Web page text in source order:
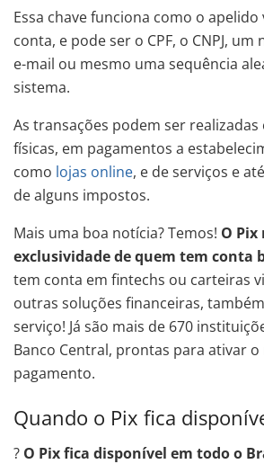
Essa chave funciona como o
conta, e pode ser o CPF, o CNPJ,
e-mail ou mesmo uma sequência
sistema.
As transações podem ser realizadas
físicas, em pagamentos a
como lojas online, e de serviços e
de alguns impostos.
Mais uma boa notícia? Temos! O Pix
exclusividade de quem tem conta
tem conta em fintechs ou carteiras
outras soluções financeiras,
serviço! Já são mais de 670
Banco Central, prontas para ativar
pagamento.
Quando o Pix fica
? O Pix fica disponível em todo o